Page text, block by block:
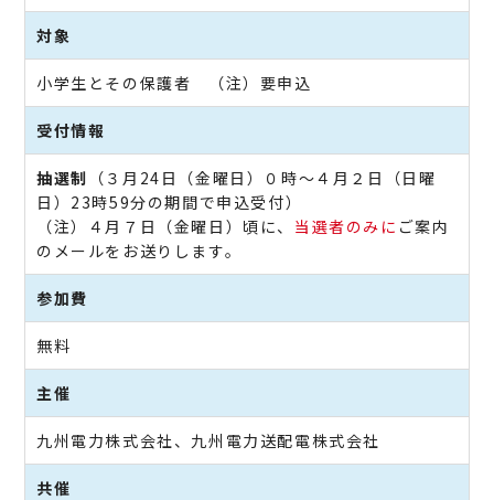
対象
小学生とその保護者 （注）要申込
受付情報
抽選制 （３月24日（金曜日）０時～４月２日（日曜
日）23時59分の期間で申込受付）
（注）４月７日（金曜日）頃に、 当選者のみに ご案内
のメールをお送りします。
参加費
無料
主催
九州電力株式会社、九州電力送配電株式会社
共催